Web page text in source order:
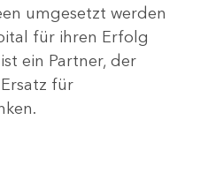
umgesetzt werden
für ihren Erfolg
ein Partner, der
für